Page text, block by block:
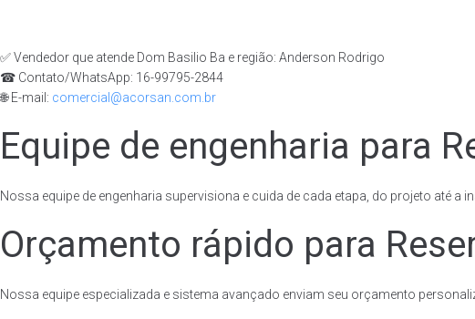
✅ Vendedor que atende Dom Basilio Ba e região: Anderson Rodrigo
☎ Contato/WhatsApp: 16-99795-2844
🌐 E-mail: comercial@acorsan.com.br
Equipe de engenharia para
Nossa equipe de engenharia supervisiona e cuida de cada etapa, do projeto até a
Orçamento rápido para
Nossa equipe especializada e sistema avançado enviam seu orçamento